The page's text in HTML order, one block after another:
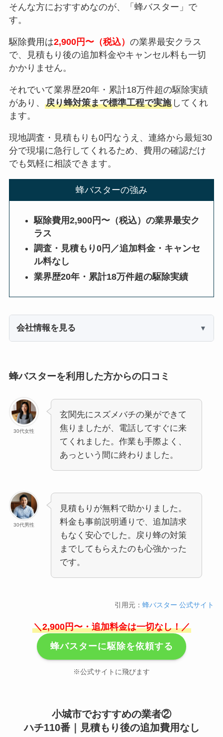
そんな方におすすめなのが、「蜂バスター」で
す。
駆除費用は2,900円〜（税込） の業界最安クラス
で、見積もり後の追加料金やキャンセル料も一切
かかりません。
それでいて業界歴20年・累計18万件超の駆除実績
があり、 戻り蜂対策まで標準工程で実施してくれ
ます。
現地調査・見積もりも0円なうえ、連絡から最短30
分で現場に急行してくれるため、費用の確認だけ
でも気軽に相談できます。
蜂バスターの強み
駆除費用2,900円〜（税込）の業界最安ク
ラス
調査・見積もり0円／追加料金・キャンセ
ル料なし
業界歴20年・累計18万件超の駆除実績
会社情報を見る
蜂バスターを利用した方からの口コミ
30代女性
玄関先にスズメバチの巣ができて
焦りましたが、電話してすぐに来
てくれました。作業も手際よく、
あっという間に終わりました。
30代男性
見積もりが無料で助かりました。
料金も事前説明通りで、追加請求
もなく安心でした。戻り蜂の対策
までしてもらえたのも心強かった
です。
引用元：蜂バスター 公式サイト
＼2,900円〜・追加料金は一切なし！／
蜂バスターに駆除を依頼する
※公式サイトに飛びます
小城市でおすすめの業者②
ハチ110番｜見積もり後の追加費用なし